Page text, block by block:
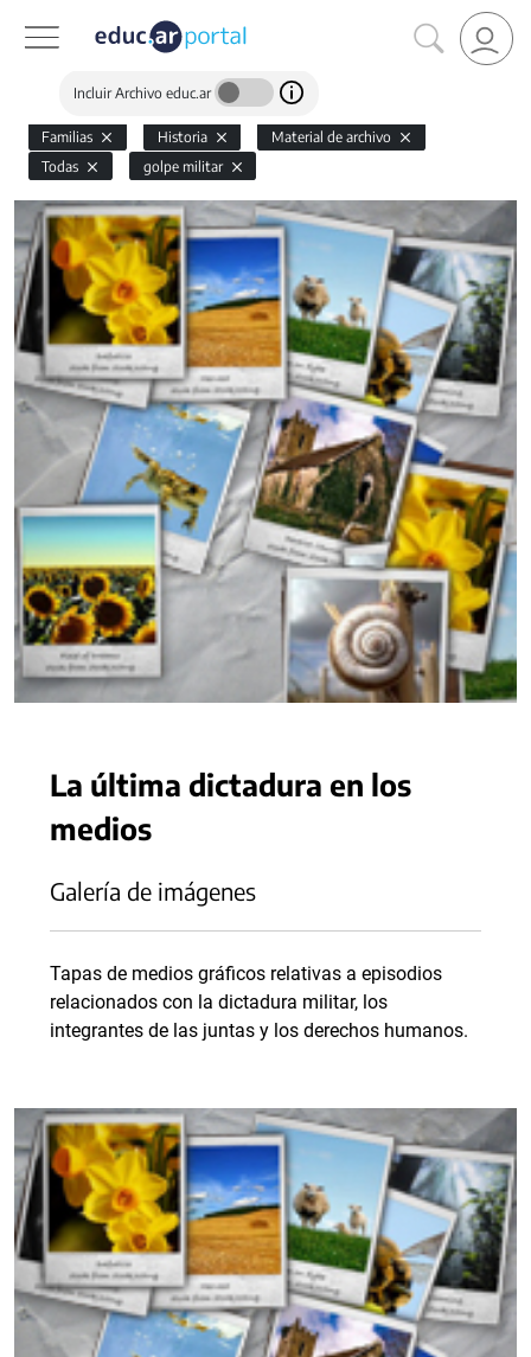
Incluir Archivo educ.ar
Familias Historia
Material de archivo
Todas
golpe militar
La última dictadura en los
medios
Galería de imágenes
Tapas de medios gráficos relativas a episodios
relacionados con la dictadura militar, los
integrantes de las juntas y los derechos humanos.